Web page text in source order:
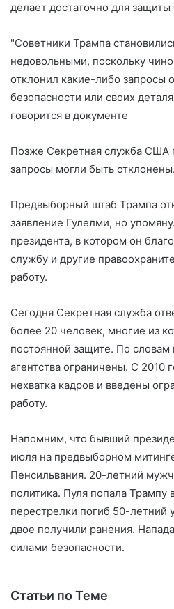
делает достаточно для
"Советники Трампа
недовольными, поскольку
отклонил какие-либо запросы
безопасности или своих
говорится в документе
Позже Секретная служба США
запросы могли быть отклонены.
Предвыборный штаб Трампа
заявление Гулелми, но
президента, в котором он
службу и другие
работу.
Сегодня Секретная служба
более 20 человек, многие из
постоянной защите. По словам
агентства ограничены. С 2010
нехватка кадров и введены
работу.
Напомним, что бывший
июля на предвыборном
Пенсильвания. 20-летний
политика. Пуля попала Трампу
перестрелки погиб 50-летний
двое получили ранения.
силами безопасности.
Статьи по Теме